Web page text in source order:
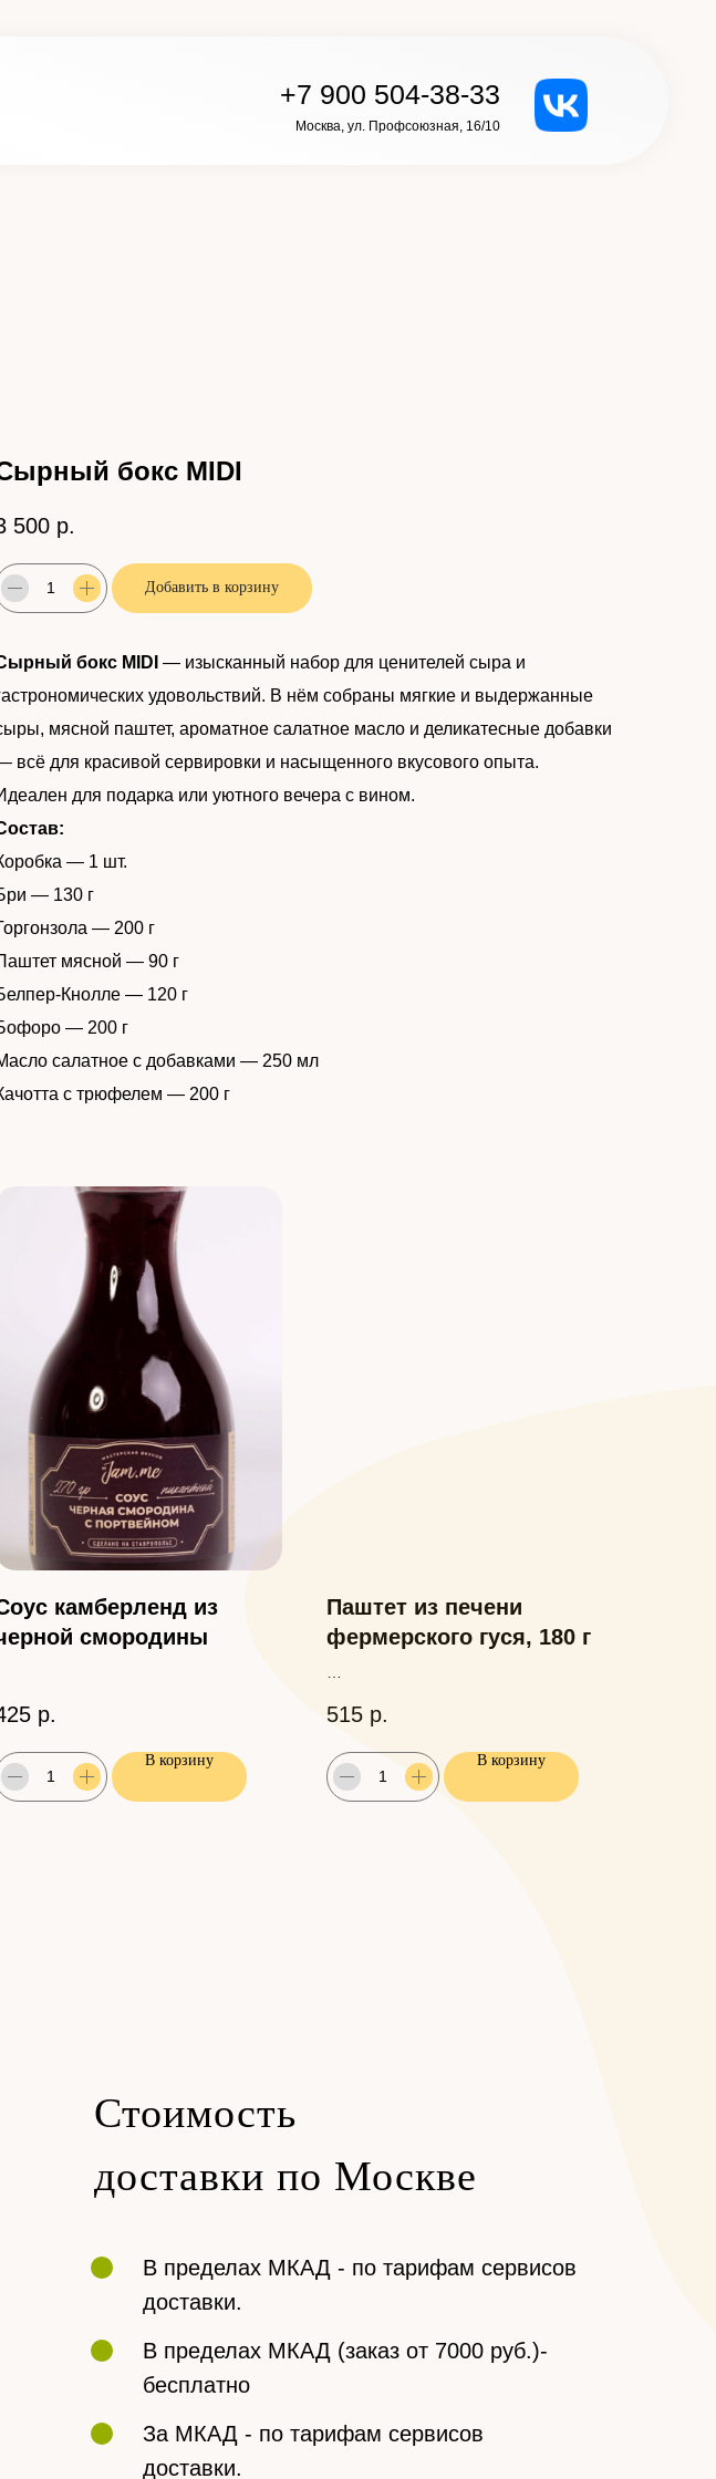
Москва, ул. Профсоюзная, 16/10
+7 900 504-38-33
бокс MIDI
500 р.
Добавить в корзину
бокс MIDI — изысканный набор для ценителей сыра и
удовольствий. В нём собраны мягкие и выдержанные
мясной паштет, ароматное салатное масло и деликатесные добавки
всё для красивой сервировки и насыщенного вкусового опыта.
для подарка или уютного вечера с вином.
— 1 шт.
— 130 г
— 200 г
мясной — 90 г
Кнолле — 120 г
— 200 г
салатное с добавками — 250 мл
с трюфелем — 200 г
камберленд из
смородины
р.
В корзину
Паштет из печени
фермерского гуся, 180 г
515 р.
В корзину
Стоимость
доставки по Москве
В пределах МКАД - по тарифам сервисов
доставки.
За МКАД - по тарифам сервисов
доставки.
В пределах МКАД (заказ от 7000 руб.)-
бесплатно